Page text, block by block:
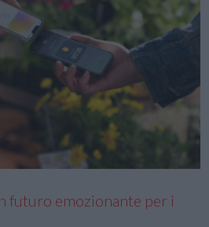
VIEW POST
futuro emozionante per i